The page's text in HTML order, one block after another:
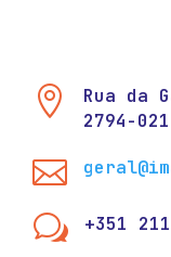

Rua da
2794-

w +351